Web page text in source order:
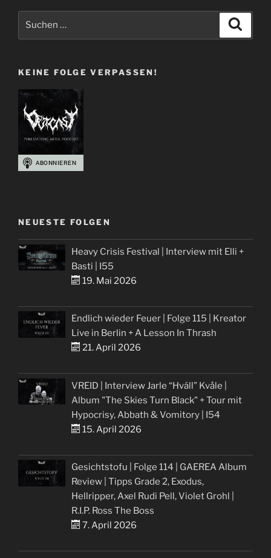
KEINE FOLGE VERPASSEN!
NEUESTE FOLGEN
Heavy Crisis Festival | Interview mit Elli +
Basti | I55
19. Mai 2026
Endlich wieder Feuer | Folge 115 | Kreator
Live in Berlin + A Lesson In Thrash
21. April 2026
VREID | Interview Jarle “Hváll” Kvåle |
Album "The Skies Turn Black" + Tour mit
Hypocrisy, Abbath & Vomitory | I54
15. April 2026
Gesichtstofu | Folge 114 | GAEREA Album
Review | Tipps Grade 2, Exodus,
Hellripper, Axel Rudi Pell, Violet Grohl |
R.I.P. Ross The Boss
7. April 2026